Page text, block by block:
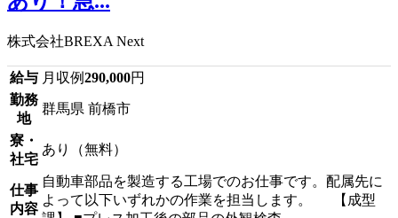
株式会社BREXA Next
給与 月収例290,000円
勤務
地
群馬県 前橋市
寮・
社宅
あり（無料）
仕事
内容
自動車部品を製造する工場でのお仕事です。配属先に
よって以下いずれかの作業を担当します。 【成型